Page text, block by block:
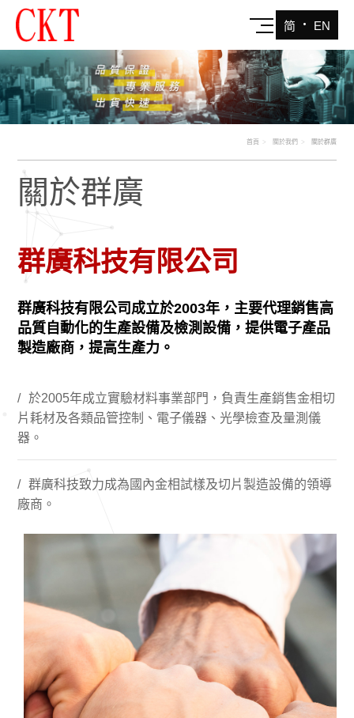
简 ‧ EN
首頁 關於我們 關於群廣
關於群廣
群廣科技有限公司
群廣科技有限公司成立於2003年，主要代理銷售高
品質自動化的生產設備及檢測設備，提供電子產品
製造廠商，提高生產力。
於2005年成立實驗材料事業部門，負責生產銷售金相切
片耗材及各類品管控制、電子儀器、光學檢查及量測儀
器。
群廣科技致力成為國內金相試樣及切片製造設備的領導
廠商。